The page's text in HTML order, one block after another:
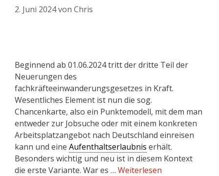
2. Juni 2024von Chris
Beginnend ab 01.06.2024 tritt der dritte Teil der
Neuerungen des
fachkräfteeinwanderungsgesetzes in Kraft.
Wesentliches Element ist nun die sog.
Chancenkarte, also ein Punktemodell, mit dem man
entweder zur Jobsuche oder mit einem konkreten
Arbeitsplatzangebot nach Deutschland einreisen
kann und eine Aufenthaltserlaubnis erhält.
Besonders wichtig und neu ist in diesem Kontext
die erste Variante. War es … Weiterlesen